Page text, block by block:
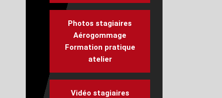
Photos stagiaires
Aérogommage
Formation pratique
atelier
Vidéo stagiaires